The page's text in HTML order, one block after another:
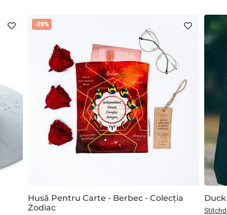
-28%
Husă Pentru Carte - Berbec - Colecția
Zodiac